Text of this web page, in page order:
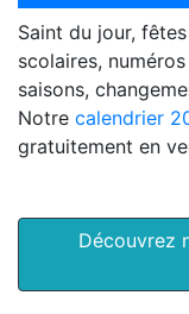
Saint du jour,
scolaires,
saisons,
Notre calendrier
gratuitement en
Découvrez